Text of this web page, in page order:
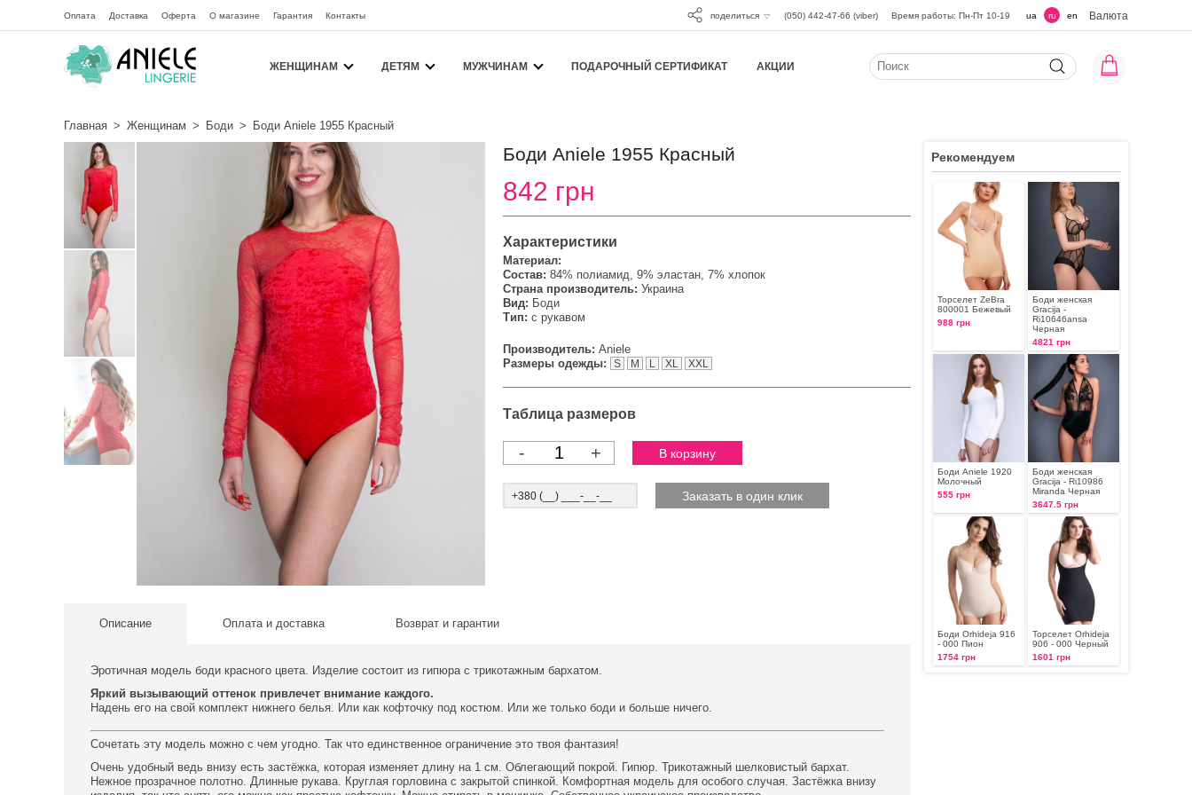
Оплата Доставка Оферта О магазине Гарантия Контакты поделиться (050) 442-47-66 (viber) Время работы: Пн-Пт 10-19 ua ru en Валюта
ЖЕНЩИНАМ ДЕТЯМ МУЖЧИНАМ ПОДАРОЧНЫЙ СЕРТИФИКАТ АКЦИИ
Главная > Женщинам > Боди > Боди Aniele 1955 Красный
Боди Aniele 1955 Красный
842 грн
Характеристики
Материал:
Состав: 84% полиамид, 9% эластан, 7% хлопок
Страна производитель: Украина
Вид: Боди
Тип: с рукавом
Производитель: Aniele
Размеры одежды:
S M L XL XXL
Таблица размеров
- +
Описание Оплата и доставка Возврат и гарантии
Эротичная модель боди красного цвета. Изделие состоит из гипюра с трикотажным бархатом.
Яркий вызывающий оттенок привлечет внимание каждого.
Надень его на свой комплект нижнего белья. Или как кофточку под костюм. Или же только боди и больше ничего.
Сочетать эту модель можно с чем угодно. Так что единственное ограничение это твоя фантазия!
Очень удобный ведь внизу есть застёжка, которая изменяет длину на 1 см. Облегающий покрой. Гипюр. Трикотажный шелковистый бархат.
Нежное прозрачное полотно. Длинные рукава. Круглая горловина с закрытой спинкой. Комфортная модель для особого случая. Застёжка внизу
Рекомендуем
Торселет ZeBra
800001 Бежевый
988 грн
Боди женская
Gracija -
Ri10646ansa
Черная
4821 грн
Боди Aniele 1920
Молочный
555 грн
Боди женская
Gracija - Ri10986
Miranda Черная
3647.5 грн
Боди Orhideja 916
- 000 Пион
1754 грн
Торселет Orhideja
906 - 000 Черный
1601 грн